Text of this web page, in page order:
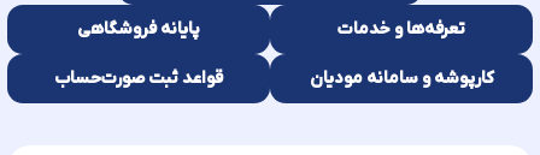
تعرفه‌ها و خدمات پایانه فروشگاهی
کارپوشه و سامانه مودیان قواعد ثبت صورت‌حساب